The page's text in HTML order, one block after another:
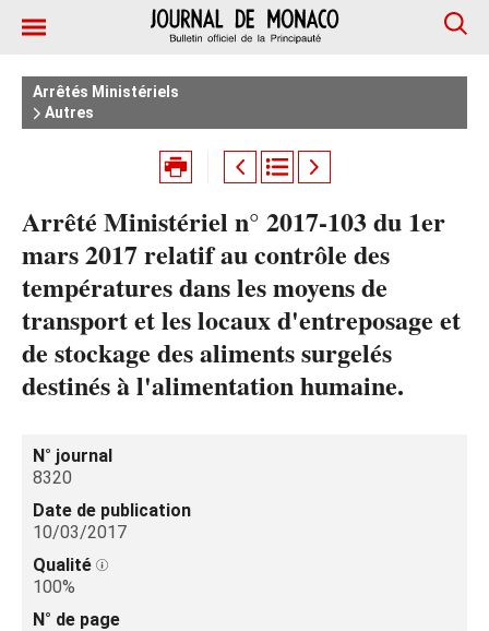
Arrêtés Ministériels
Autres
Arrêté Ministériel n° 2017-103 du 1er
mars 2017 relatif au contrôle des
températures dans les moyens de
transport et les locaux d'entreposage et
de stockage des aliments surgelés
destinés à l'alimentation humaine.
N° journal
8320
Date de publication
10/03/2017
Qualité
100%
N° de page